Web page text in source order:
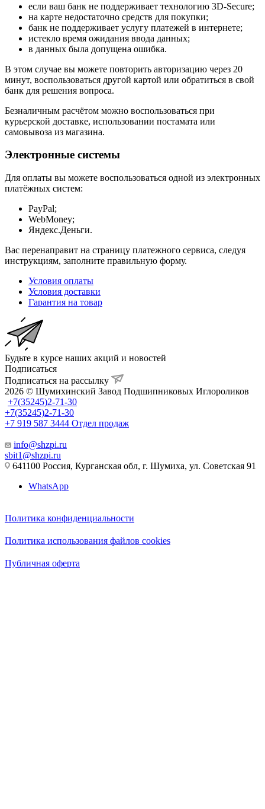
если ваш банк не поддерживает технологию 3D-Secure;
на карте недостаточно средств для покупки;
банк не поддерживает услугу платежей в интернете;
истекло время ожидания ввода данных;
в данных была допущена ошибка.
В этом случае вы можете повторить авторизацию через 20
минут, воспользоваться другой картой или обратиться в свой
банк для решения вопроса.
Безналичным расчётом можно воспользоваться при
курьерской доставке, использовании постамата или
самовывоза из магазина.
Электронные системы
Для оплаты вы можете воспользоваться одной из электронных
платёжных систем:
PayPal;
WebMoney;
Яндекс.Деньги.
Вас перенаправит на страницу платежного сервиса, следуя
инструкциям, заполните правильную форму.
Условия оплаты
Условия доставки
Гарантия на товар
Будьте в курсе наших акций и новостей
Подписаться
Подписаться на рассылку
2026 © Шумихинский Завод Подшипниковых Иглороликов
+7(35245)2-71-30
+7(35245)2-71-30
+7 919 587 3444 Отдел продаж
info@shzpi.ru
sbit1@shzpi.ru
641100 Россия, Курганская обл, г. Шумиха, ул. Советская 91
WhatsApp
Политика конфиденциальности
Политика использования файлов cookies
Публичная оферта